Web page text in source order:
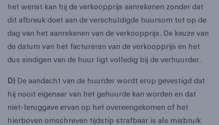
het wenst kan hij de verkoopprijs aanrekenen zonder dat
dit afbreuk doet aan de verschuldigde huursom tot op de
dag van het aanrekenen van de verkoopprijs. De keuze van
de datum van het factureren van de verkoopprijs en het
dus eindigen van de huur ligt volledig bij de verhuurder.
D) De aandacht van de huurder wordt erop gevestigd dat
hij nooit eigenaar van het gehuurde kan worden en dat
niet-teruggave ervan op het overeengekomen of het
hierboven omschreven tijdstip strafbaar is als misbruik